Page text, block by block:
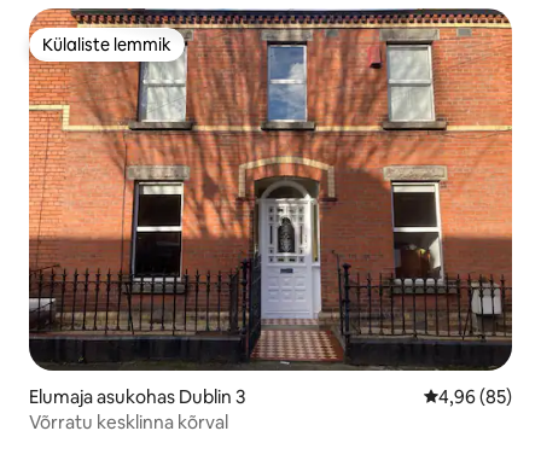
Külaliste lemmik
Külaliste lemmik
Elumaja asukohas Dublin 3 Keskmine
4,96 (85)
Võrratu kesklinna kõrval